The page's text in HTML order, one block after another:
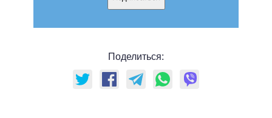
Поделиться: